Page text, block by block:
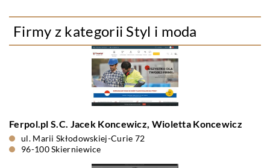
Firmy z kategorii Styl i moda
Ferpol.pl S.C. Jacek Koncewicz, Wioletta Koncewicz
ul. Marii Skłodowskiej-Curie 72
96-100 Skierniewice